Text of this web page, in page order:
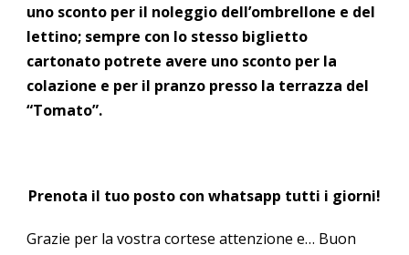
uno sconto per il noleggio dell’ombrellone e del
lettino; sempre con lo stesso biglietto
cartonato potrete avere uno sconto per la
colazione e per il pranzo presso la terrazza del
“Tomato”.
Prenota il tuo posto con whatsapp tutti i giorni!
Grazie per la vostra cortese attenzione e… Buon